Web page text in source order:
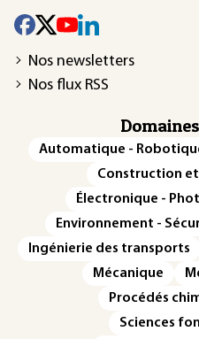
Nos newsletters
Nos flux RSS
Automatique -
Construction
Électronique -
Environnement -
Ingénierie des transports
Mécanique
Procédés
Sciences